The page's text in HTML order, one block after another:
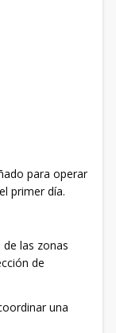
para operar
primer día.
las zonas
de
una